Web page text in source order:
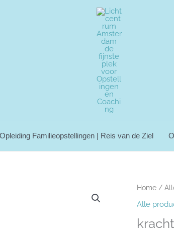
Opleiding Familieopstellingen | Reis van de Ziel
Home /
Alle
kracht
van
zelfliefde
aantal